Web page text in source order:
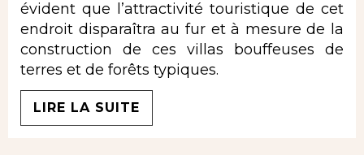
évident que l’attractivité touristique de cet
endroit disparaîtra au fur et à mesure de la
construction de ces villas bouffeuses de
terres et de forêts typiques.
LIRE LA SUITE